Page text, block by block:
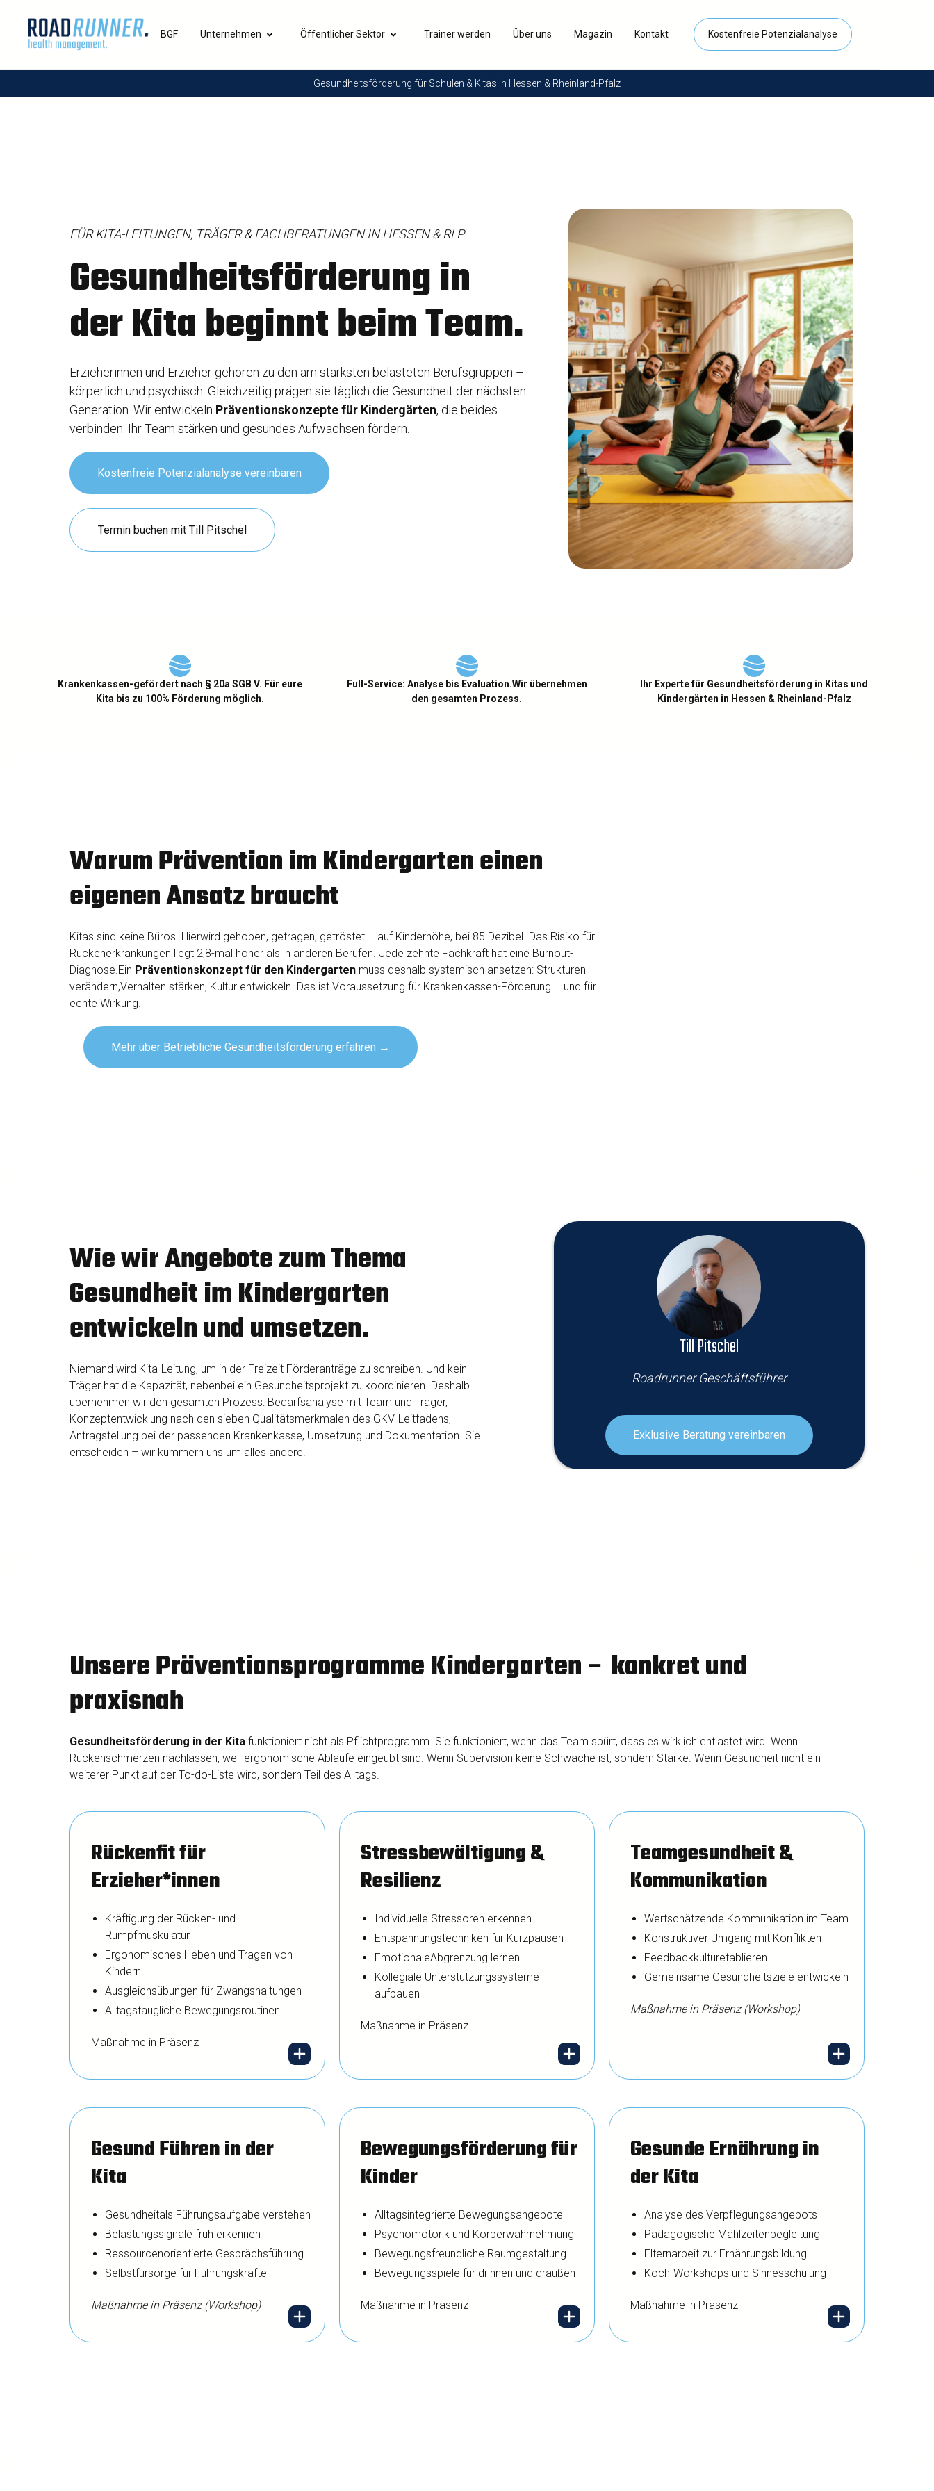
BGF Unternehmen Öffentlicher Sektor Trainer werden Über uns Magazin Kontakt Kostenfreie Potenzialanalyse
Gesundheitsförderung für Schulen & Kitas in Hessen & Rheinland-Pfalz
FÜR KITA-LEITUNGEN, TRÄGER & FACHBERATUNGEN IN HESSEN & RLP
Gesundheitsförderung in
der Kita beginnt beim Team.
Erzieherinnen und Erzieher gehören zu den am stärksten belasteten Berufsgruppen –
körperlich und psychisch. Gleichzeitig prägen sie täglich die Gesundheit der nächsten
Generation. Wir entwickeln Präventionskonzepte für Kindergärten, die beides
verbinden: Ihr Team stärken und gesundes Aufwachsen fördern.
Kostenfreie Potenzialanalyse vereinbaren
Termin buchen mit Till Pitschel
Krankenkassen-gefördert nach § 20a SGB V. Für eure
Kita bis zu 100% Förderung möglich.
Full-Service: Analyse bis Evaluation.Wir übernehmen
den gesamten Prozess.
Ihr Experte für Gesundheitsförderung in Kitas und
Kindergärten in Hessen & Rheinland-Pfalz
Warum Prävention im Kindergarten einen
eigenen Ansatz braucht
Kitas sind keine Büros. Hierwird gehoben, getragen, getröstet – auf Kinderhöhe, bei 85 Dezibel. Das Risiko für
Rückenerkrankungen liegt 2,8-mal höher als in anderen Berufen. Jede zehnte Fachkraft hat eine Burnout-
Diagnose.Ein Präventionskonzept für den Kindergarten muss deshalb systemisch ansetzen: Strukturen
verändern,Verhalten stärken, Kultur entwickeln. Das ist Voraussetzung für Krankenkassen-Förderung – und für
echte Wirkung.
Mehr über Betriebliche Gesundheitsförderung erfahren →
Wie wir Angebote zum Thema
Gesundheit im Kindergarten
entwickeln und umsetzen.
Niemand wird Kita-Leitung, um in der Freizeit Förderanträge zu schreiben. Und kein
Träger hat die Kapazität, nebenbei ein Gesundheitsprojekt zu koordinieren. Deshalb
übernehmen wir den gesamten Prozess: Bedarfsanalyse mit Team und Träger,
Konzeptentwicklung nach den sieben Qualitätsmerkmalen des GKV-Leitfadens,
Antragstellung bei der passenden Krankenkasse, Umsetzung und Dokumentation. Sie
entscheiden – wir kümmern uns um alles andere.
Till Pitschel
Roadrunner Geschäftsführer
Exklusive Beratung vereinbaren
Unsere Präventionsprogramme Kindergarten – konkret und
praxisnah
Gesundheitsförderung in der Kita funktioniert nicht als Pflichtprogramm. Sie funktioniert, wenn das Team spürt, dass es wirklich entlastet wird. Wenn
Rückenschmerzen nachlassen, weil ergonomische Abläufe eingeübt sind. Wenn Supervision keine Schwäche ist, sondern Stärke. Wenn Gesundheit nicht ein
weiterer Punkt auf der To-do-Liste wird, sondern Teil des Alltags.
Rückenfit für
Erzieher*innen
Kräftigung der Rücken- und
Rumpfmuskulatur
Ergonomisches Heben und Tragen von
Kindern
Ausgleichsübungen für Zwangshaltungen
Alltagstaugliche Bewegungsroutinen
Maßnahme in Präsenz
der Kita-Alltag fordert
den Rücken. Wir zeigen,
wie rückenschonendes
Arbeiten auf Kinderhöhe
funktioniert.
Stressbewältigung &
Resilienz
Individuelle Stressoren erkennen
Entspannungstechniken für Kurzpausen
EmotionaleAbgrenzung lernen
Kollegiale Unterstützungssysteme
aufbauen
Maßnahme in Präsenz
emotionale
Erzieher gehören zur
Burnout-
Hochrisikogruppe. Wir
vermitteln Strategien,
die im Kita-Alltag
funktionieren.
Teamgesundheit &
Kommunikation
Wertschätzende Kommunikation im Team
Konstruktiver Umgang mit Konflikten
Feedbackkulturetablieren
Gemeinsame Gesundheitsziele entwickeln
Maßnahme in Präsenz (Workshop)
beste Schutz gegen
Überlastung. Wir fördern
Zusammenhalt und
Kommunikation – die
Basis für gesundes
Arbeiten.
Gesund Führen in der
Kita
Gesundheitals Führungsaufgabe verstehen
Belastungssignale früh erkennen
Ressourcenorientierte Gesprächsführung
Selbstfürsorge für Führungskräfte
Maßnahme in Präsenz (Workshop)
Bewegungsförderung für
Kinder
Alltagsintegrierte Bewegungsangebote
Psychomotorik und Körperwahrnehmung
Bewegungsfreundliche Raumgestaltung
Bewegungsspiele für drinnen und draußen
Maßnahme in Präsenz
Gesunde Ernährung in
der Kita
Analyse des Verpflegungsangebots
Pädagogische Mahlzeitenbegleitung
Elternarbeit zur Ernährungsbildung
Koch-Workshops und Sinnesschulung
Maßnahme in Präsenz